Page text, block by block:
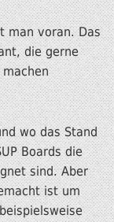
man voran. Das
die gerne
wo das Stand
Boards die
sind. Aber
ist um